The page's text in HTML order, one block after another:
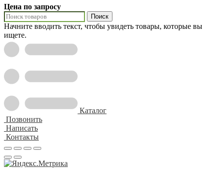
Цена по запросу
Поиск
Начните вводить текст, чтобы увидеть товары, которые вы
ищете.
Каталог
Позвонить
Написать
Контакты